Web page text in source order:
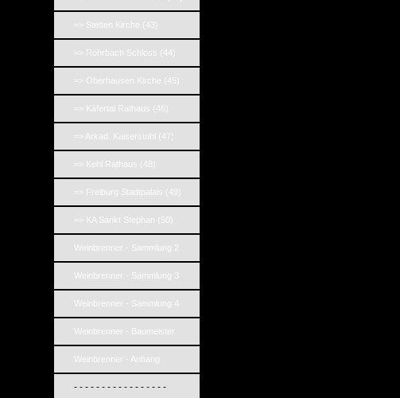
=> Stetten Kirche (43)
=> Rohrbach Schloss (44)
=> Oberhausen Kirche (45)
=> Käfertal Rathaus (46)
=> Arkad. Kaiserstuhl (47)
=> Kehl Rathaus (48)
=> Freiburg Stadtpalais (49)
=> KA Sankt Stephan (50)
Weinbrenner - Sammlung 2
Weinbrenner - Sammlung 3
Weinbrenner - Sammlung 4
Weinbrenner - Baumeister
Weinbrenner - Anhang
- - - - - - - - - - - - - - - - -